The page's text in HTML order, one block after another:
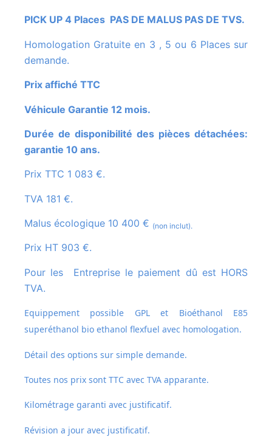
PICK UP 4 Places PAS DE MALUS PAS DE TVS.
Homologation Gratuite en 3 , 5 ou 6 Places sur
demande.
Prix affiché TTC
Véhicule Garantie 12 mois.
Durée de disponibilité des pièces détachées:
garantie 10 ans.
Prix TTC 1 083 €.
TVA 181 €.
Malus écologique 10 400 € (non inclut).
Prix HT 903 €.
Pour les Entreprise le paiement dû est HORS
TVA.
Equippement possible GPL et Bioéthanol E85
superéthanol bio ethanol flexfuel avec homologation.
Détail des options sur simple demande.
Toutes nos prix sont TTC avec TVA apparante.
Kilométrage garanti avec justificatif.
Révision a jour avec justificatif.